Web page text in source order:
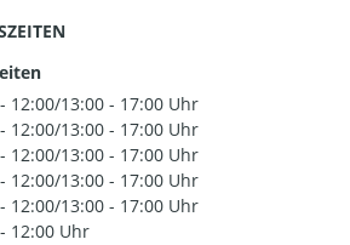
12:00/13:00 - 17:00 Uhr
12:00/13:00 - 17:00 Uhr
12:00/13:00 - 17:00 Uhr
12:00/13:00 - 17:00 Uhr
12:00/13:00 - 17:00 Uhr
12:00 Uhr